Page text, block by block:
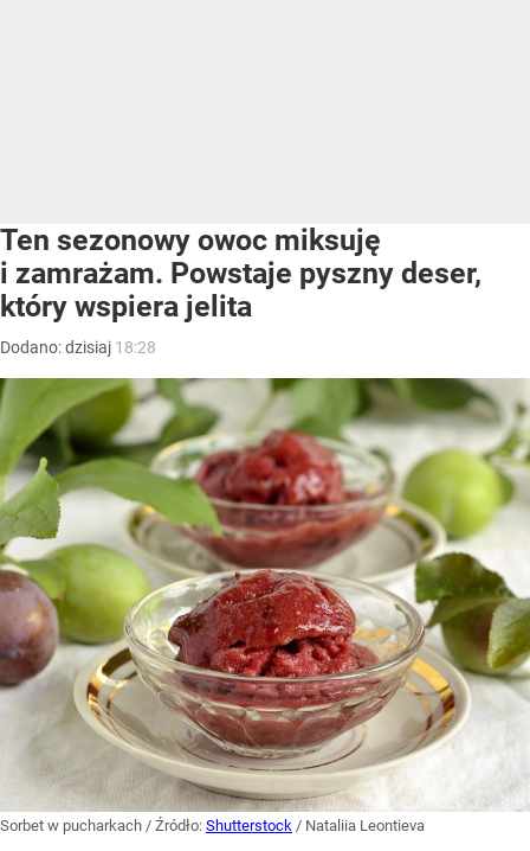
Ten sezonowy owoc miksuję
i zamrażam. Powstaje pyszny deser,
który wspiera jelita
Dodano:dzisiaj 18:28
Sorbet w pucharkach / Źródło: Shutterstock / Nataliia Leontieva